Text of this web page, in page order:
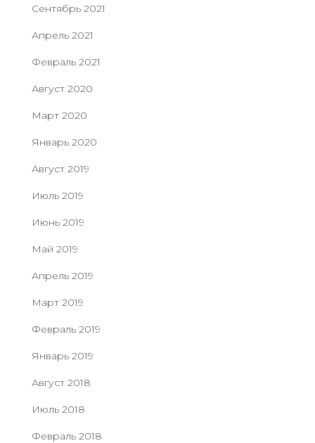
Сентябрь 2021
Апрель 2021
Февраль 2021
Август 2020
Март 2020
Январь 2020
Август 2019
Июль 2019
Июнь 2019
Май 2019
Апрель 2019
Март 2019
Февраль 2019
Январь 2019
Август 2018
Июль 2018
Февраль 2018